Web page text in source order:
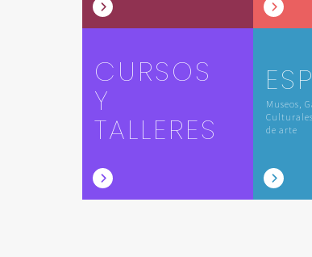
CURSOS
Y
TALLERES
Museos,
de arte